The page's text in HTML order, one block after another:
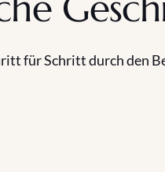
für Schritt durch den